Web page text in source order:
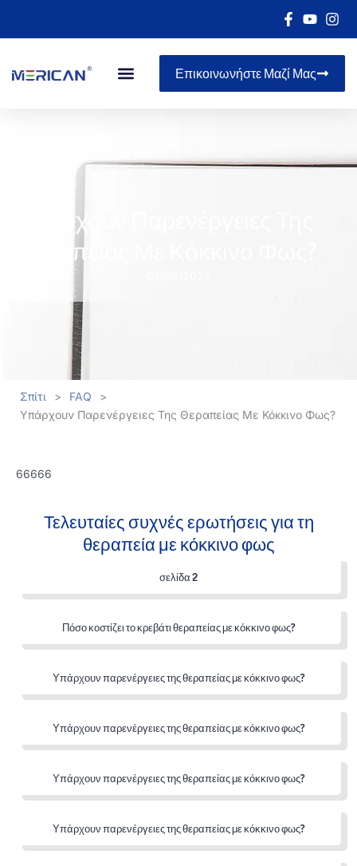
Επικοινωνήστε Μαζί Μας
Υπάρχουν Παρενέργειες Της
Θεραπείας Με Κόκκινο Φως?
Σπίτι > FAQ
>
Υπάρχουν Παρενέργειες Της Θεραπείας Με Κόκκινο Φως?
66666
Τελευταίες συχνές ερωτήσεις για τη
θεραπεία με κόκκινο φως
σελίδα 2
Πόσο κοστίζει το κρεβάτι θεραπείας με κόκκινο φως?
Υπάρχουν παρενέργειες της θεραπείας με κόκκινο φως?
Υπάρχουν παρενέργειες της θεραπείας με κόκκινο φως?
Υπάρχουν παρενέργειες της θεραπείας με κόκκινο φως?
Υπάρχουν παρενέργειες της θεραπείας με κόκκινο φως?